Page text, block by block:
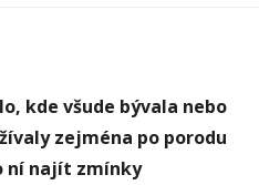
kde všude bývala nebo
zejména po porodu
ní najít zmínky